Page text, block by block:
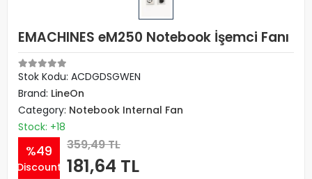
EMACHINES eM250 Notebook İşemci Fanı
Stok Kodu: ACDGDSGWEN
Brand: LineOn
Category: Notebook Internal Fan
Stock: +18
%49
Discount
359,49 TL
181,64 TL